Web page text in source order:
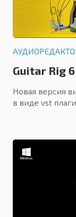
Guitar Rig
Новая версия
в виде vst